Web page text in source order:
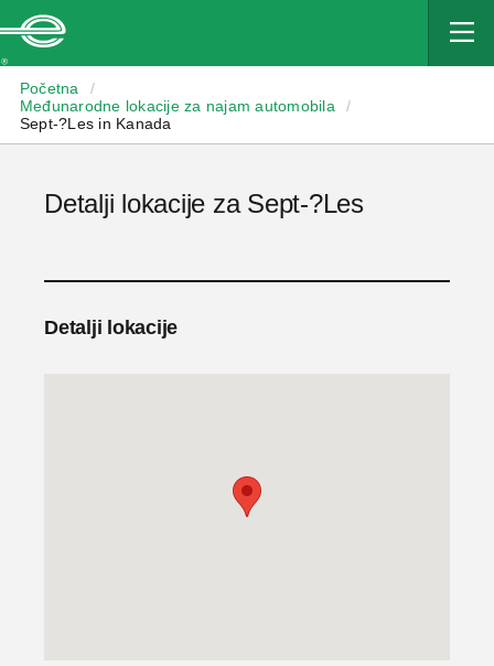
Početna
/
Međunarodne lokacije za najam automobila
/
Sept-?Les in Kanada
Detalji lokacije za Sept-?Les
Detalji lokacije